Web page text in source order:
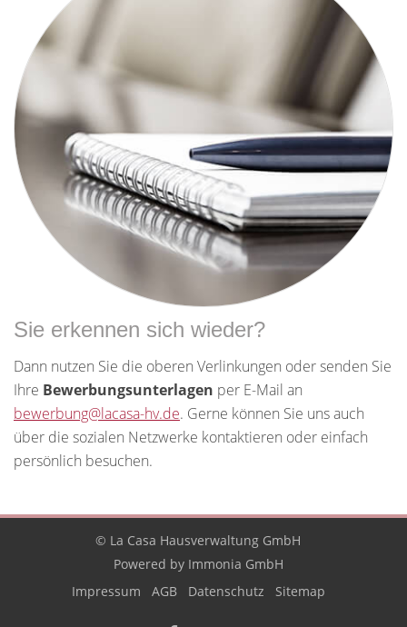
Sie erkennen sich wieder?
Dann nutzen Sie die oberen Verlinkungen oder senden Sie
Ihre Bewerbungsunterlagen per E-Mail an
bewerbung@lacasa-hv.de. Gerne können Sie uns auch
über die sozialen Netzwerke kontaktieren oder einfach
persönlich besuchen.
© La Casa Hausverwaltung GmbH
Powered by Immonia GmbH
Impressum
AGB Datenschutz Sitemap